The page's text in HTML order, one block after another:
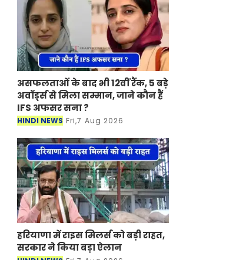
असफलताओं के बाद भी 12वीं रैंक, 5 बड़े
अवॉर्ड्स से मिला सम्मान, जाने कौन हैं
IFS अफसर सना ?
HINDI NEWS Fri,7 Aug 2026
हरियाणा में राइस मिलर्स को बड़ी राहत,
सरकार ने किया बड़ा ऐलान